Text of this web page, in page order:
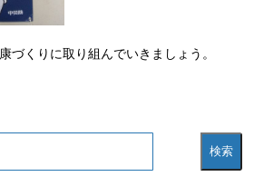
づくりに取り組んでいきましょう。
検索